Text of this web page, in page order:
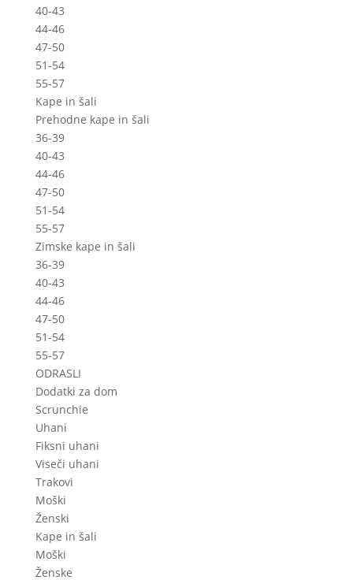
40-43
44-46
47-50
51-54
55-57
Kape in šali
Prehodne kape in šali
36-39
40-43
44-46
47-50
51-54
55-57
Zimske kape in šali
36-39
40-43
44-46
47-50
51-54
55-57
ODRASLI
Dodatki za dom
Scrunchie
Uhani
Fiksni uhani
Viseči uhani
Trakovi
Moški
Ženski
Kape in šali
Moški
Ženske